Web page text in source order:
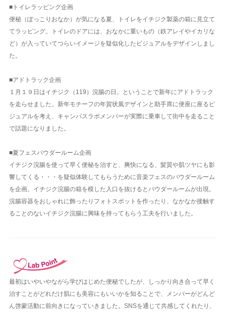
■トイレラッピング企画
便秘（ぽっこりおなか）が気になる夏、トイレをイチジク製薬の箱に見立て
てラッピング。トイレのドアには、おなかに重いもの（鉄アレイやイカリな
ど）が入っていてつらいイメージを疑似化したビジュアルをデザインしまし
た。
■アドトラック企画
１月１９日はイチジク（119）浣腸の日。ということで新年にアドトラック
を走らせました。新年モチーフの年賀状風デザインと助手席に便座に座るビ
ジュアルを考え、キャンパスラボメンバーが実際に乗車して街中を走ること
で話題になりました。
■夏フェスパウダールーム企画
イチジク浣腸を使って早く便秘を治すと、爽快になる、髪質や肌ツヤにも影
響してくる・・・を疑似体験してもらうために音楽フェスのパウダールーム
を企画。イチジク浣腸の箱を模した入口を抜けるとパウダールームが出現。
浣腸容器をおしゃれに飾ったりフォトスポットを作ったり、なかなか接触す
ることのないイチジク浣腸に興味を持ってもらう工夫を行いました。
最初はいやいやながら学びはじめた便秘でしたが、しっかり向き合って早く
治すことがどれだけ肌にも美容にもいいかを知ることで、メンバーがどんど
ん啓蒙活動に前向きになっていきました。SNSを通じて共感してくれたり、